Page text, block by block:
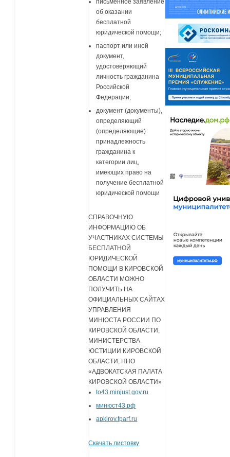
об оказании
бесплатной
юридической помощи;
паспорт или иной
документ,
удостоверяющий
личность гражданина
Российской
Федерации;
документ (документы),
определяющий
(определяющие)
принадлежность
гражданина к
категории лиц,
имеющих право на
получение бесплатной
юридической помощи
СПРАВОЧНУЮ
ИНФОРМАЦИЮ ОБ
УЧАСТНИКАХ СИСТЕМЫ
БЕСПЛАТНОЙ
ЮРИДИЧЕСКОЙ
ПОМОЩИ В КИРОВСКОЙ
ОБЛАСТИ МОЖНО
ПОЛУЧИТЬ НА
ОФИЦИАЛЬНЫХ САЙТАХ
УПРАВЛЕНИЯ
МИНЮСТА РОССИИ ПО
КИРОВСКОЙ ОБЛАСТИ,
МИНИСТЕРСТВА
ЮСТИЦИИ КИРОВСКОЙ
ОБЛАСТИ, ННО
«АДВОКАТСКАЯ ПАЛАТА
КИРОВСКОЙ ОБЛАСТИ»
to43.minjust.gov.ru
минюст43.рф
apkirov.fparf.ru
Скачать листовку